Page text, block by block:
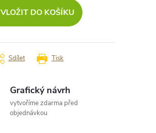
VLOŽIT DO KOŠÍKU
Tisk
Sdílet
Grafický návrh
vytvoříme zdarma před
objednávkou